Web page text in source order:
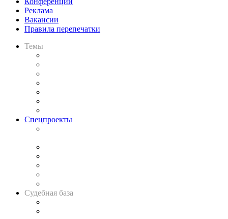
Реклама
Вакансии
Правила перепечатки
Темы
Спецпроекты
Судебная база